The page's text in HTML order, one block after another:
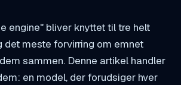
engine" bliver knyttet til tre helt
det meste forvirring om emnet
sammen. Denne artikel handler
en model, der forudsiger hver